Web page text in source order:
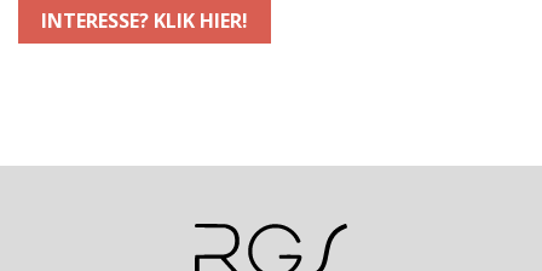
INTERESSE? KLIK HIER!